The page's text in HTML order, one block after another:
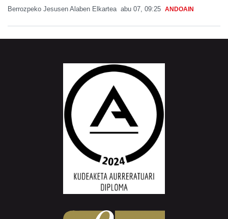
Berrozpeko Jesusen Alaben Elkartea abu 07, 09:25 ANDOAIN